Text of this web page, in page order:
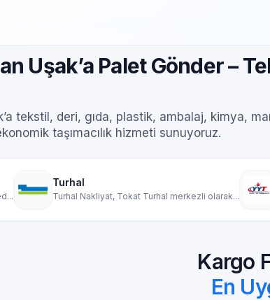
Uşak’a Palet Gönder –
tekstil, deri, gıda, plastik, ambalaj, kimya,
taşımacılık hizmeti sunuyoruz.
Tokat Turhal merkezli olarak...
Yıldız Yük
Yıldız Yük
Kargo
En